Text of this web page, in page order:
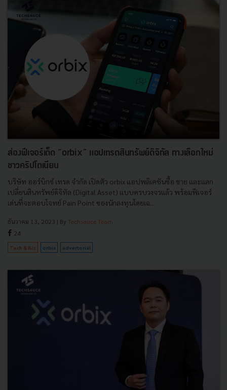
ส่องฟีเจอร์เด็ด “orbix” แอปเทรดสินทรัพย์ดิจิทัล ทางเลือกใหม่
ชาวคริปโตเนียน
บริษัท ออร์บิกซ์ เทรด จำกัด เปิดตัว orbix แอปพลิเคชันซื้อ ขาย และแลก
เปลี่ยนสินทรัพย์ดิจิทัล (Digital Asset) แบบครบวงจรแล้ว พร้อมฟีเจอร์
เด่นที่จะตอบโจทย์ Pain Point ของนักลงทุนโดยเฉ...
ธันวาคม 13, 2023 | By Techsauce Team
24
Tech & Biz orbix advertorial